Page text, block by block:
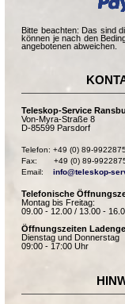
Bitte beachten: Das sind
können je nach den
angebotenen abweichen.
Teleskop-Service
Von-Myra-Straße 8
D-85599 Parsdorf
Telefon: +49 (0) 89-
Fax:       +49 (0) 89-
Email: info@teleskop-
Telefonische
Montag bis Freitag:
09.00 - 12.00 / 13.00 -
Öffnungszeiten
Dienstag und Donnerstag
09:00 - 17:00 Uhr